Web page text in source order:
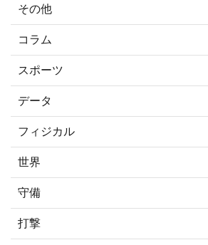
その他
コラム
スポーツ
データ
フィジカル
世界
守備
打撃